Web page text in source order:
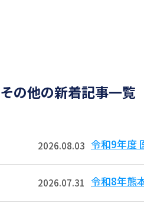
その他の新着記事一覧
2026.08.03 令和9年度
2026.07.31 令和8年熊